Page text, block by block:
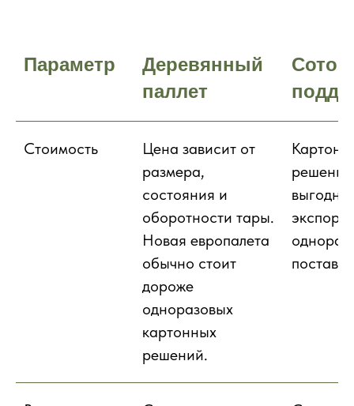
Параметр
Деревянный
паллет
Стоимость
Цена зависит от
размера,
состояния и
оборотности тары.
Новая европалета
обычно стоит
дороже
одноразовых
картонных
решений.
выгодно